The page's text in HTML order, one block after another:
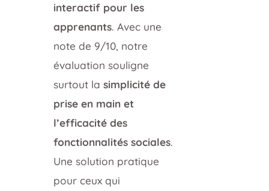
interactif pour les
apprenants. Avec une
note de 9/10, notre
évaluation souligne
surtout lasimplicité de
prise en main et
l’efficacité des
fonctionnalités sociales.
Une solution pratique
pour ceux qui